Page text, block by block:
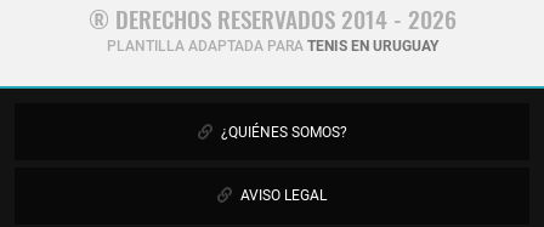
® DERECHOS RESERVADOS 2014 - 2026
PLANTILLA ADAPTADA PARA TENIS EN URUGUAY
¿QUIÉNES SOMOS?
AVISO LEGAL